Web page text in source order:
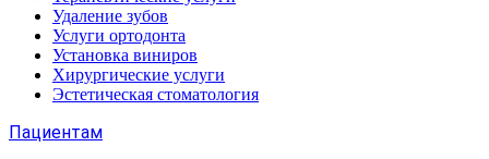
Удаление зубов
Услуги ортодонта
Установка виниров
Хирургические услуги
Эстетическая стоматология
Пациентам